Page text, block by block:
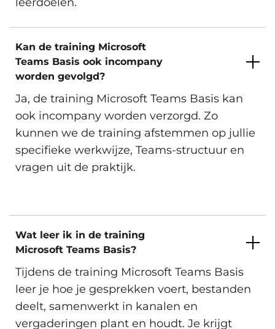
Dinsdag 17 November 2026
Amsterdam, Arnhem, Den Haag,
Rotterdam, Utrecht, Zwolle en
Beschikbare trainingslocaties
Woensdag 25 November 2026
Rotterdam, Utrecht, Zwolle en
Virtueel.
Inschrijven
Amsterdam, Arnhem, Den Haag,
Kan de training Microsoft
Teams Basis ook incompany
worden gevolgd?
Ja, de training Microsoft Teams Basis kan
ook incompany worden verzorgd. Zo
kunnen we de training afstemmen op jullie
specifieke werkwijze, Teams-structuur en
vragen uit de praktijk.
Wat leer ik in de training
Microsoft Teams Basis?
Tijdens de training Microsoft Teams Basis
leer je hoe je gesprekken voert, bestanden
deelt, samenwerkt in kanalen en
vergaderingen plant en houdt. Je krijgt